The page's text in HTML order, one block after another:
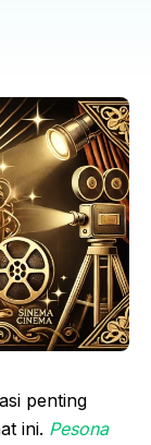
penting
ini. Pesona